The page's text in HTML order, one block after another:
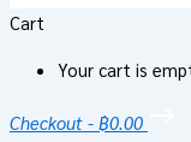
Cart
Your cart is
Checkout - ฿0.00